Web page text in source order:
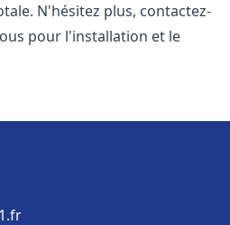
N'hésitez plus, contactez-
pour l'installation et le